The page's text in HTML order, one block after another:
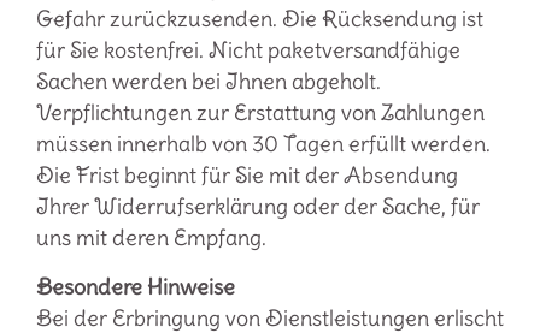
Gefahr zurückzusenden. Die Rücksendung ist
für Sie kostenfrei. Nicht paketversandfähige
Sachen werden bei Ihnen abgeholt.
Verpflichtungen zur Erstattung von Zahlungen
müssen innerhalb von 30 Tagen erfüllt werden.
Die Frist beginnt für Sie mit der Absendung
Ihrer Widerrufserklärung oder der Sache, für
uns mit deren Empfang.
Besondere Hinweise
Bei der Erbringung von Dienstleistungen erlischt